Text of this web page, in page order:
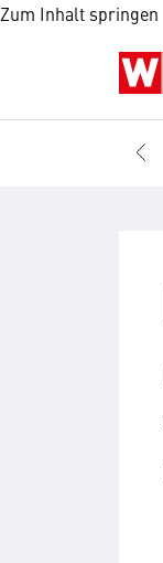
Zum Inhalt springen